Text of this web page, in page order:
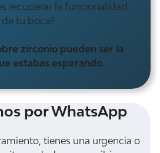
recuperar la funcionalidad
de tu boca?
zirconio pueden ser la
estabas esperando.
por WhatsApp
tienes una urgencia o